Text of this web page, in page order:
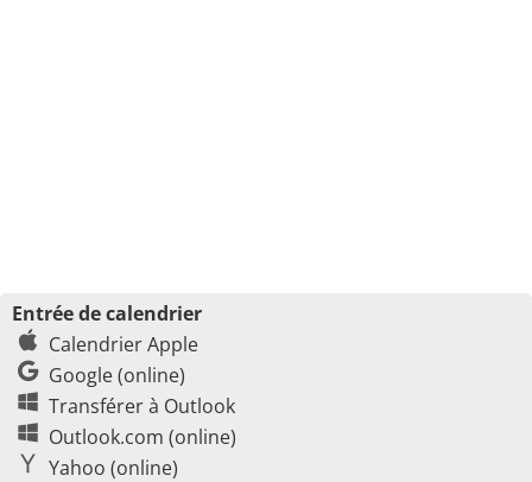
Entrée de calendrier
Calendrier Apple
Google (online)
Transférer à Outlook
Outlook.com (online)
Yahoo (online)